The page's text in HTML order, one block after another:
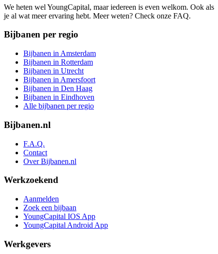
We heten wel YoungCapital, maar iedereen is even welkom. Ook als
je al wat meer ervaring hebt. Meer weten? Check onze FAQ.
Bijbanen per regio
Bijbanen in Amsterdam
Bijbanen in Rotterdam
Bijbanen in Utrecht
Bijbanen in Amersfoort
Bijbanen in Den Haag
Bijbanen in Eindhoven
Alle bijbanen per regio
Bijbanen.nl
F.A.Q.
Contact
Over Bijbanen.nl
Werkzoekend
Aanmelden
Zoek een bijbaan
YoungCapital IOS App
YoungCapital Android App
Werkgevers